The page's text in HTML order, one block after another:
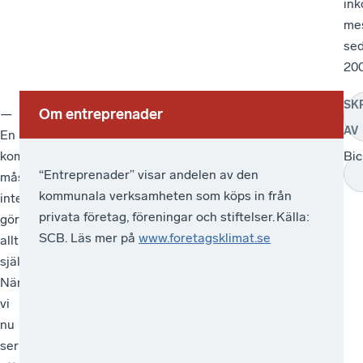
—
En
kommun
måste
inte
göra
allt
själv.
När
vi
nu
ser
n
Om entreprenader
“Entreprenader” visar andelen av den
kommunala verksamheten som köps in från
privata företag, föreningar och stiftelser. Källa:
SCB. Läs mer på www.foretagsklimat.se
AV